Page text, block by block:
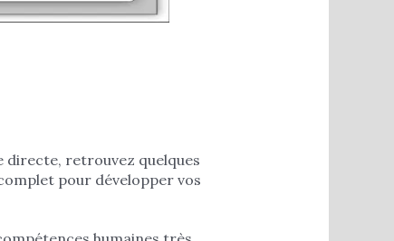
directe, retrouvez quelques
pour développer vos